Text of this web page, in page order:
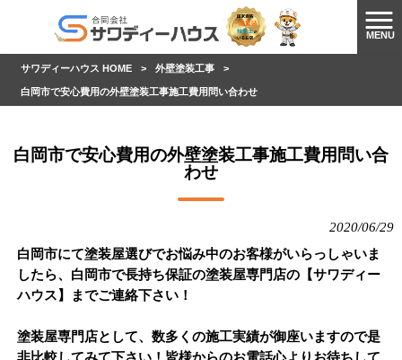
MENU
サワディーハウス HOME > 外壁塗装工事 >
白岡市で安心費用の外壁塗装工事施工費用問い合わせ
白岡市で安心費用の外壁塗装工事施工費用問い合
わせ
2020/06/29
白岡市にて塗装屋選びでお悩み中のお客様がいらっしゃいま
したら、白岡市で長持ち保証の塗装屋専門店の【サワディー
ハウス】までご連絡下さい！
塗装屋専門店として、数多くの施工実績が御座いますので是